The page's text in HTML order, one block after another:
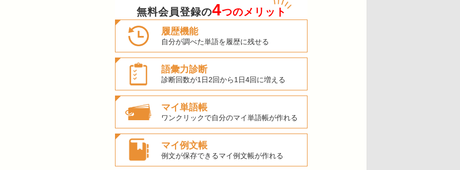
無料会員登録の4つのメリット
履歴機能
自分が調べた単語を履歴に残せる
語彙力診断
診断回数が1日2回から1日4回に増える
マイ単語帳
ワンクリックで自分のマイ単語帳が作れる
マイ例文帳
例文が保存できるマイ例文帳が作れる